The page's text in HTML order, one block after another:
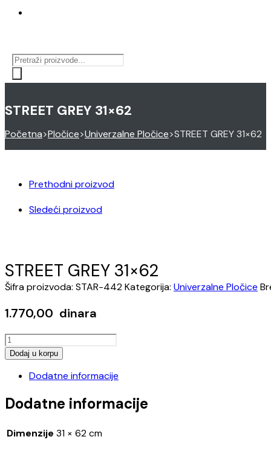
Products
search
STREET GREY 31×62
Početna>Pločice>Univerzalne Pločice>STREET GREY 31×62
Prethodni proizvod
Sledeći proizvod
STREET GREY 31×62
Šifra proizvoda: STAR-442Kategorija: Univerzalne Pločice
1.770,00 dinara
STREET
GREY
količina
Dodaj u korpu
Dodatne informacije
Dodatne informacije
Dimenzije 31 × 62 cm